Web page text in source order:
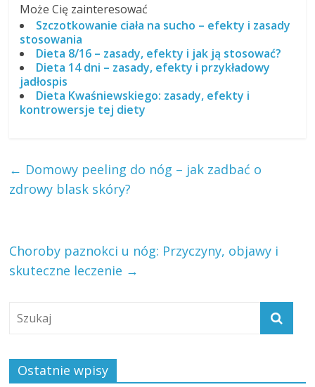
Może Cię zainteresować
Szczotkowanie ciała na sucho – efekty i zasady
stosowania
Dieta 8/16 – zasady, efekty i jak ją stosować?
Dieta 14 dni – zasady, efekty i przykładowy
jadłospis
Dieta Kwaśniewskiego: zasady, efekty i
kontrowersje tej diety
← Domowy peeling do nóg – jak zadbać o
zdrowy blask skóry?
Choroby paznokci u nóg: Przyczyny, objawy i
skuteczne leczenie →
Ostatnie wpisy